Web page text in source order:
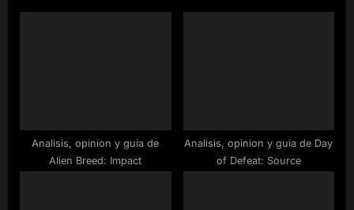
s
o
Analisis, opinion y guia de
Alien Breed: Impact
Analisis, opinion y guia de Day
of Defeat: Source